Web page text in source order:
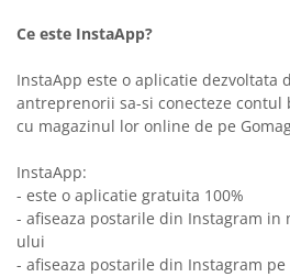
Ce este InstaApp?
InstaApp este o aplicatie dezvoltata
antreprenorii sa-si conecteze contul
cu magazinul lor online de pe
InstaApp:
- este o aplicatie gratuita 100%
- afiseaza postarile din Instagram in
ului
- afiseaza postarile din Instagram